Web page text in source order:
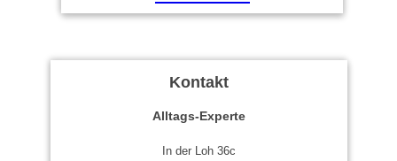
Kontakt
Alltags-Experte
In der Loh 36c